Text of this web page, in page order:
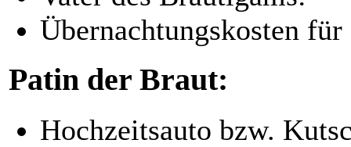
Übernachtungskosten
Patin der Braut:
Hochzeitsauto bzw.